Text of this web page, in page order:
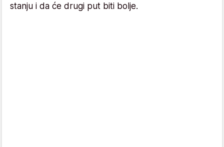
stanju i da će drugi put biti bolje.